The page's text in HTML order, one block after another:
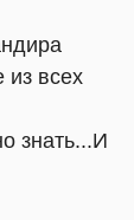
из всех
знать...И